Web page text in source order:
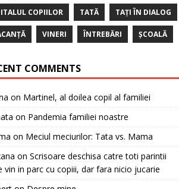
COPIILOR TATĂ TAȚI ÎN DIALOG
VINERI ÎNTREBĂRI ȘCOALĂ
COMMENTS
on Martinel, al doilea copil al familiei
on Pandemia familiei noastre
on Meciul meciurilor: Tata vs. Mama
on Scrisoare deschisa catre toti parintii
vin in parc cu copiii, dar fara nicio jucarie